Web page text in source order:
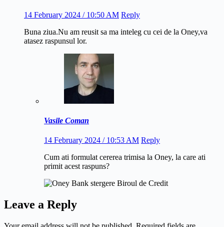
14 February 2024 / 10:50 AM Reply
Buna ziua.Nu am reusit sa ma inteleg cu cei de la Oney,va
atasez raspunsul lor.
Vasile Coman
14 February 2024 / 10:53 AM Reply
Cum ati formulat cererea trimisa la Oney, la care ati
primit acest raspuns?
Leave a Reply